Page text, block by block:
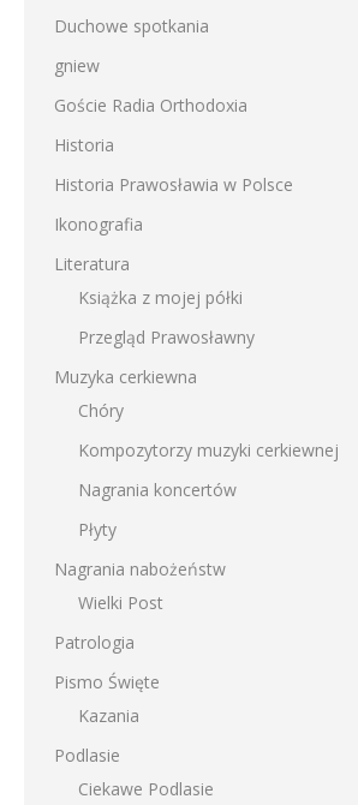
Duchowe spotkania
gniew
Goście Radia Orthodoxia
Historia
Historia Prawosławia w Polsce
Ikonografia
Literatura
Książka z mojej półki
Przegląd Prawosławny
Muzyka cerkiewna
Chóry
Kompozytorzy muzyki cerkiewnej
Nagrania koncertów
Płyty
Nagrania nabożeństw
Wielki Post
Patrologia
Pismo Święte
Kazania
Podlasie
Ciekawe Podlasie